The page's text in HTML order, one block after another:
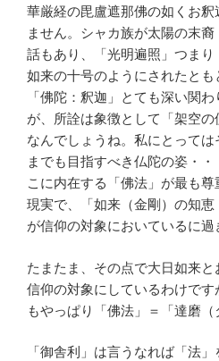
華厳経の毘盧遮那佛の如くお釈
ません。シャカ族が太陽の末
話もあり、「光明遍照」つまり
如来の十号のようにされたとも
「佛陀：釈迦」とても深い関
が、所詮は象徴として「架空
なんでしょうね。私にとっては
までも目指すべき仏陀の姿・
こに内在する「佛法」が最も
現実で、「如来（金剛）の知恵
が信仰の対象においているに過
たまたま、その点で大日如来
信仰の対象にしているわけで
もやっぱり「佛法」＝「達磨（
「御舎利」は言うなれば「法